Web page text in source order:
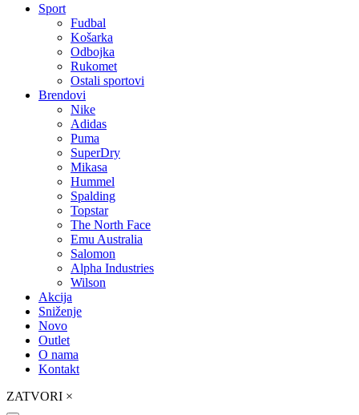
Sport
Fudbal
Košarka
Odbojka
Rukomet
Ostali sportovi
Brendovi
Nike
Adidas
Puma
SuperDry
Mikasa
Hummel
Spalding
Topstar
The North Face
Emu Australia
Salomon
Alpha Industries
Wilson
Akcija
Sniženje
Novo
Outlet
O nama
Kontakt
ZATVORI ×